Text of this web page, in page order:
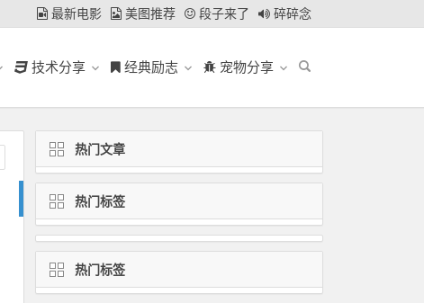
最新电影 美图推荐 段子来了 碎碎念
技术分享 经典励志 宠物分享
热门文章
热门标签
热门标签